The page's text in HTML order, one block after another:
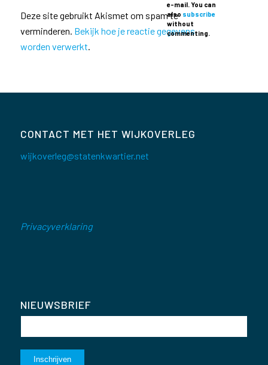
e-mail. You can
also subscribe
without
commenting.
Deze site gebruikt Akismet om spam te
verminderen. Bekijk hoe je reactie gegevens
worden verwerkt.
CONTACT MET HET WIJKOVERLEG
wijkoverleg@statenkwartier.net
Privacyverklaring
NIEUWSBRIEF